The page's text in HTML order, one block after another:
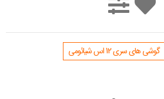
گوشی های سری 12 اس شیائومی